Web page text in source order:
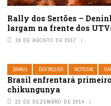
Rally dos Sertões –
largam na frente dos
19 DE AGOSTO DE 2017
BRASIL DESTAQUES NOTÍCIAS
Brasil enfrentará
chikungunya
22 DE DEZEMBRO DE 2014